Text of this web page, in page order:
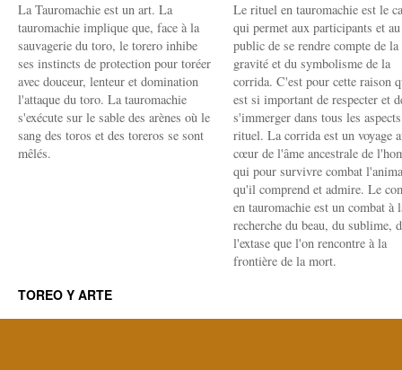
La Tauromachie est un art. La
tauromachie implique que, face à la
sauvagerie du toro, le torero inhibe
ses instincts de protection pour toréer
avec douceur, lenteur et domination
l'attaque du toro. La tauromachie
s'exécute sur le sable des arènes où le
sang des toros et des toreros se sont
mêlés.
Le rituel en tauromachie est le
qui permet aux participants et au
public de se rendre compte de la
gravité et du symbolisme de la
corrida. C'est pour cette raison
est si important de respecter et
s'immerger dans tous les
rituel. La corrida est un voyage
cœur de l'âme ancestrale de
qui pour survivre combat
qu'il comprend et admire. Le
en tauromachie est un combat à
recherche du beau, du sublime,
l'extase que l'on rencontre à la
frontière de la mort.
TOREO Y ARTE